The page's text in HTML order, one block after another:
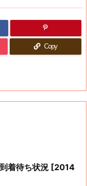
Copy
着待ち状況 [2014